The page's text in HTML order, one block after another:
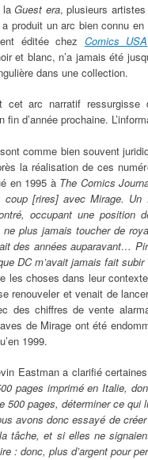
laGuest era, plusieurs artistes
produit un arc bien connu
éditée chez Comics USA
et blanc, n’a jamais été
dans une collection.
cet arc narratif
fin d’année prochaine.
comme bien souvent
la réalisation de ces
en 1995 à The Comics
coup [rires] avec Mirage. Un
occupant une position
ne plus jamais toucher de
des années auparavant…
DC m’avait jamais fait subir
les choses dans leur
renouveler et venait de
des chiffres de vente
de Mirage ont été
1999.
Eastman a clarifié
pages imprimé en Italie,
500 pages, déterminer ce qui
avons donc essayé de
tâche, et si elles ne
: donc, plus d’argent pour